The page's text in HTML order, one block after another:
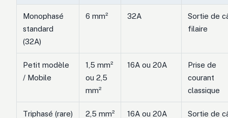
Monophasé
standard
(32A)
6 mm² 32A
Sortie de
filaire
Petit modèle
/ Mobile
1,5 mm²
ou 2,5
mm²
16A ou 20A
Prise de
courant
classique
Triphasé (rare) 2,5 mm² 16A ou 20A Sortie de